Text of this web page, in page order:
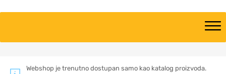
Webshop je trenutno dostupan samo kao katalog proizvoda.